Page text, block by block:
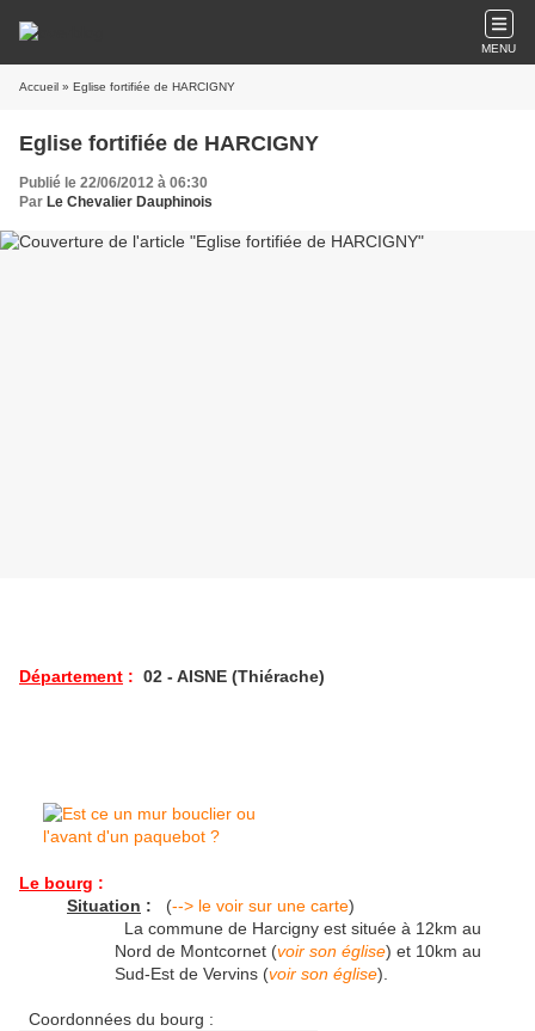
MENU
Accueil » Eglise fortifiée de HARCIGNY
Eglise fortifiée de HARCIGNY
Publié le 22/06/2012 à 06:30
Par Le Chevalier Dauphinois
Département : 02 - AISNE (Thiérache)
Le bourg :
Situation : (--> le voir sur une carte)
La commune de Harcigny est située à 12km au
Nord de Montcornet (voir son église) et 10km au
Sud-Est de Vervins (voir son église).
Coordonnées du bourg :